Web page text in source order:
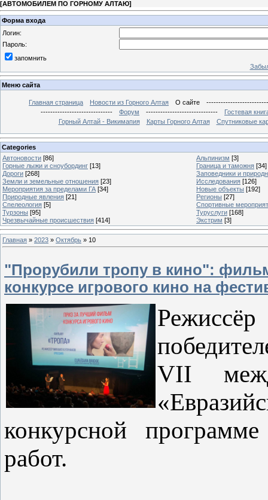
[АВТОМОБИЛЕМ ПО ГОРНОМУ АЛТАЮ]
Форма входа
Логин:
Пароль:
запомнить
Меню сайта
Главная страница Новости из Горного Алтая О сайте
------------------------------
Форум ------------------------------
Гостевая
Горный Алтай - Викимапия
Карты Горного Алтая Спутниковые
Categories
Автоновости [86] Альпинизм [3]
Горные лыжи и сноубординг [13] Граница и таможня [34]
Дороги [268]
Заповедники и
Земли и земельные отношения [23] Исследования [126]
Мероприятия за пределами ГА [34] Новые объекты [192]
Природные явления [21] Регионы [27]
Спелеология [5]
Спортивные
Турзоны [95] Туруслуги [168]
Чрезвычайные происшествия [414] Экстрим [3]
Главная » 2023 » Октябрь » 10
"Прорубили тропу в кино":
конкурсе игрового кино на
VII
конкурсной
работ.